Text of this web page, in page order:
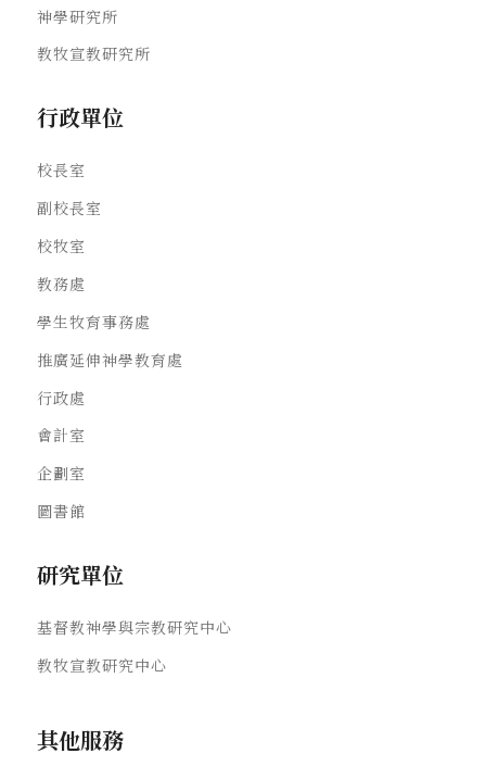
神學研究所
教牧宣教研究所
行政單位
校長室
副校長室
校牧室
教務處
學生牧育事務處
推廣延伸神學教育處
行政處
會計室
企劃室
圖書館
研究單位
基督教神學與宗教研究中心
教牧宣教研究中心
其他服務